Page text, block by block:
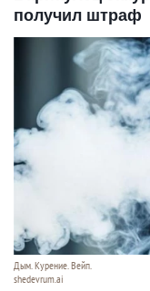
получил штраф
Дым. Курение. Вейп.
shedevrum.ai